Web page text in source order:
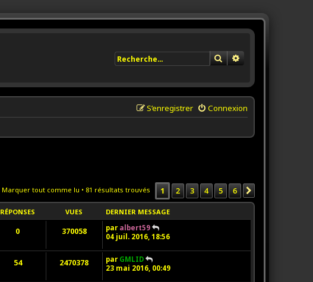
RechercherRecherche avancée
Connexion
S’enregistrer
Marquer tout comme lu • 81 résultats trouvés 1 2 3 4 5 6
RÉPONSES VUES DERNIER MESSAGE
0 370058 par albert59
04 juil. 2016, 18:56
54 2470378 par GMLID
23 mai 2016, 00:49